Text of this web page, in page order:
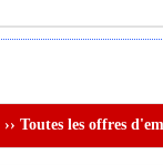
›› Toutes les offres